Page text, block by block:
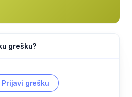
grešku?
Prijavi grešku